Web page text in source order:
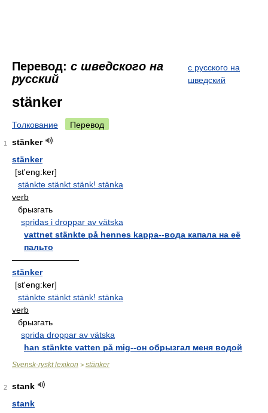
Перевод: с шведского на
русский
с русского на
шведский
stänker
Толкование Перевод
1
stänker
stänker
[st'eng:ker]
stänkte stänkt stänk! stänka
verb
брызгать
spridas i droppar av vätska
vattnet stänkte på hennes kappa--вода капала на её
пальто
————————
stänker
[st'eng:ker]
stänkte stänkt stänk! stänka
verb
брызгать
sprida droppar av vätska
han stänkte vatten på mig--он обрызгал меня водой
Svensk-ryskt lexikon > stänker
2
stank
stank